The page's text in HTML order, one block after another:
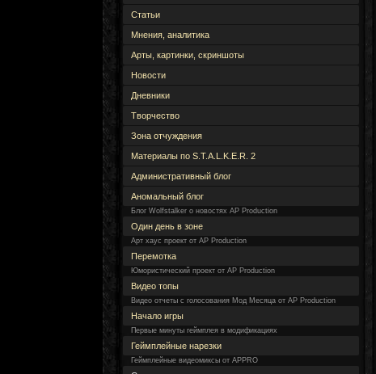
Статьи
Мнения, аналитика
Арты, картинки, скриншоты
Новости
Дневники
Творчество
Зона отчуждения
Материалы по S.T.A.L.K.E.R. 2
Административный блог
Аномальный блог
Блог Wolfstalker о новостях AP Production
Один день в зоне
Арт хаус проект от AP Production
Перемотка
Юмористический проект от AP Production
Видео топы
Видео отчеты с голосования Мод Месяца от AP Production
Начало игры
Первые минуты геймплея в модификациях
Геймплейные нарезки
Геймплейные видеомиксы от APPRO